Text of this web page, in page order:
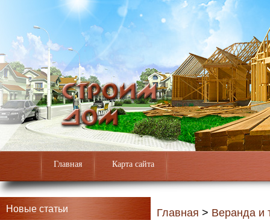
Главная Карта сайта
Новые статьи Главная > Веранда и